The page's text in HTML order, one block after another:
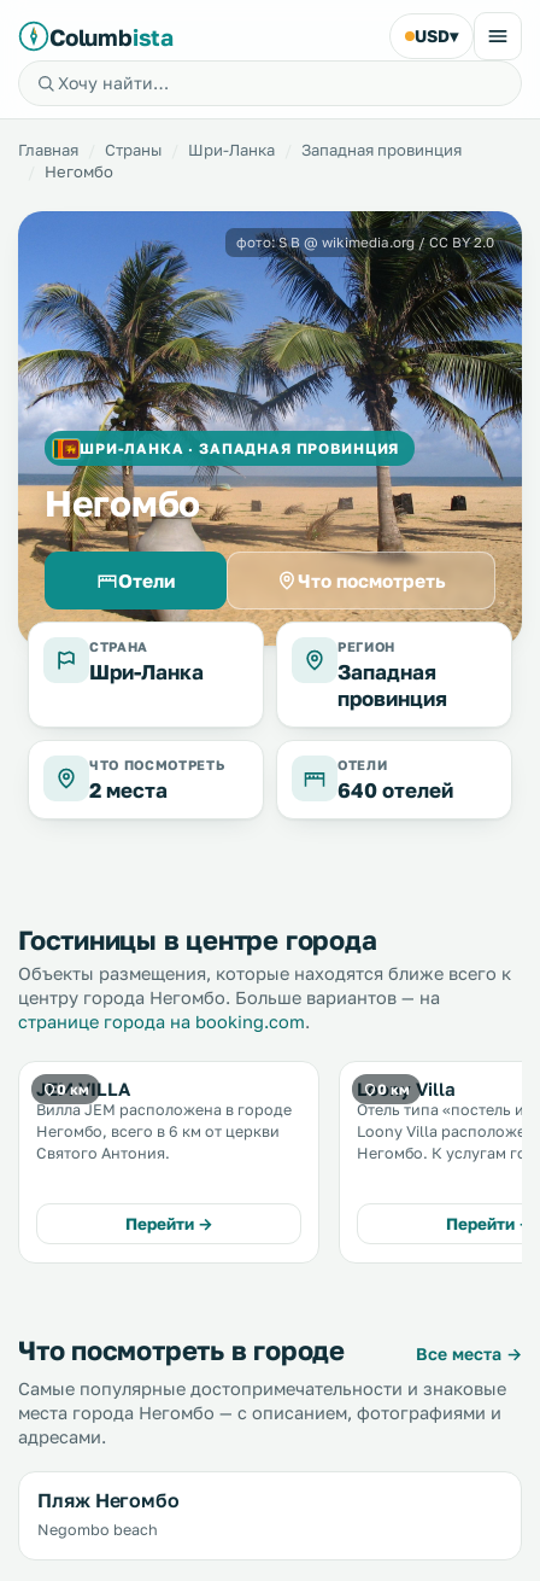
Columbista USD▾
Главная Страны Шри-Ланка
Западная провинция
Негомбо
ШРИ-ЛАНКА · ЗАПАДНАЯ ПРОВИНЦИЯ
Негомбо
Отели Что посмотреть
фото: S B @ wikimedia.org / CC BY 2.0
СТРАНА
Шри-Ланка
РЕГИОН
Западная
провинция
ЧТО ПОСМОТРЕТЬ
2 места
ОТЕЛИ
640 отелей
Гостиницы в центре города
Объекты размещения, которые находятся ближе всего к
центру города Негомбо. Больше вариантов — на
странице города на booking.com.
0 км
JEM VILLA
Вилла JEM расположена в городе
Негомбо, всего в 6 км от церкви
Святого Антония.
Перейти →
0 км
Loony Villa
Отель типа «постель и
Loony Villa расположен
Негомбо. К услугам
Перейти →
Что посмотреть в городе
Все места →
Самые популярные достопримечательности и знаковые
места города Негомбо — с описанием, фотографиями и
адресами.
Пляж Негомбо
Negombo beach